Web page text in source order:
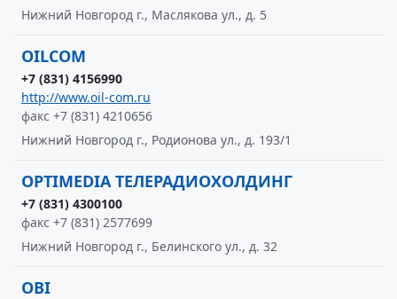
Нижний Новгород г., Маслякова ул., д. 5
OILCOM
+7 (831) 4156990
http://www.oil-com.ru
факс +7 (831) 4210656
Нижний Новгород г., Родионова ул., д. 193/1
OPTIMEDIA ТЕЛЕРАДИОХОЛДИНГ
+7 (831) 4300100
факс +7 (831) 2577699
Нижний Новгород г., Белинского ул., д. 32
OBI